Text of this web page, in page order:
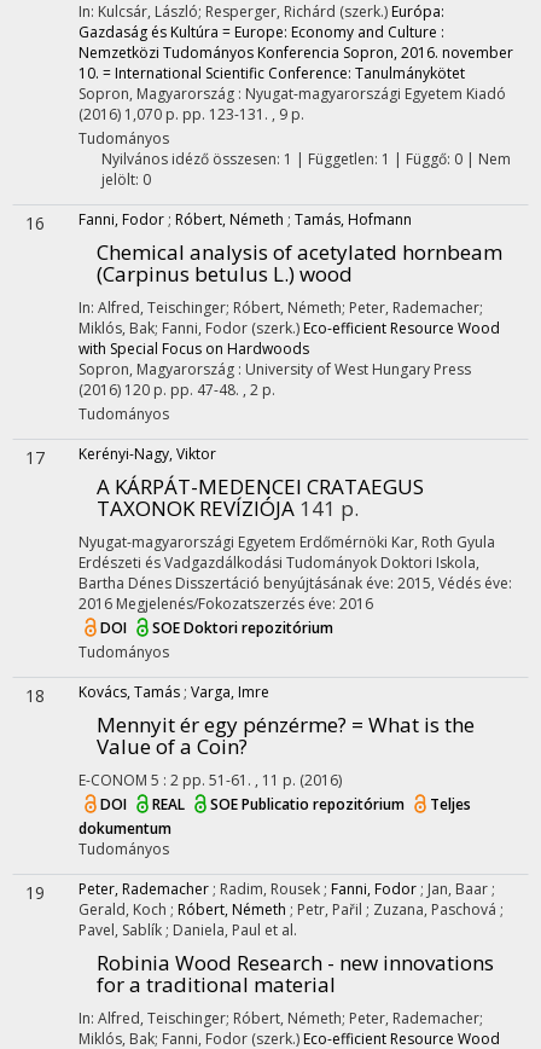
In: Kulcsár, László; Resperger, Richárd (szerk.) Európa:
Gazdaság és Kultúra = Europe: Economy and Culture :
Nemzetközi Tudományos Konferencia Sopron, 2016. november
10. = International Scientific Conference: Tanulmánykötet
Sopron, Magyarország : Nyugat-magyarországi Egyetem Kiadó
(2016) 1,070 p. pp. 123-131. , 9 p.
Tudományos
Nyilvános idéző összesen: 1 | Független: 1 | Függő: 0 | Nem
jelölt: 0
16 Fanni, Fodor ; Róbert, Németh ; Tamás, Hofmann
Chemical analysis of acetylated hornbeam
(Carpinus betulus L.) wood
In: Alfred, Teischinger; Róbert, Németh; Peter, Rademacher;
Miklós, Bak; Fanni, Fodor (szerk.) Eco-efficient Resource Wood
with Special Focus on Hardwoods
Sopron, Magyarország : University of West Hungary Press
(2016) 120 p. pp. 47-48. , 2 p.
Tudományos
17 Kerényi-Nagy, Viktor
A KÁRPÁT-MEDENCEI CRATAEGUS
TAXONOK REVÍZIÓJA 141 p.
Nyugat-magyarországi Egyetem Erdőmérnöki Kar, Roth Gyula
Erdészeti és Vadgazdálkodási Tudományok Doktori Iskola,
Bartha Dénes Disszertáció benyújtásának éve: 2015, Védés éve:
2016 Megjelenés/Fokozatszerzés éve: 2016
DOI
SOE Doktori repozitórium
Tudományos
18 Kovács, Tamás ; Varga, Imre
Mennyit ér egy pénzérme? = What is the
Value of a Coin?
E-CONOM 5 : 2 pp. 51-61. , 11 p. (2016)
DOI
REAL SOE Publicatio repozitórium
Teljes
dokumentum
Tudományos
19 Peter, Rademacher ; Radim, Rousek ; Fanni, Fodor ; Jan, Baar ;
Gerald, Koch ; Róbert, Németh ; Petr, Pařil ; Zuzana, Paschová ;
Pavel, Sablík ; Daniela, Paul et al.
Robinia Wood Research - new innovations
for a traditional material
In: Alfred, Teischinger; Róbert, Németh; Peter, Rademacher;
Miklós, Bak; Fanni, Fodor (szerk.) Eco-efficient Resource Wood